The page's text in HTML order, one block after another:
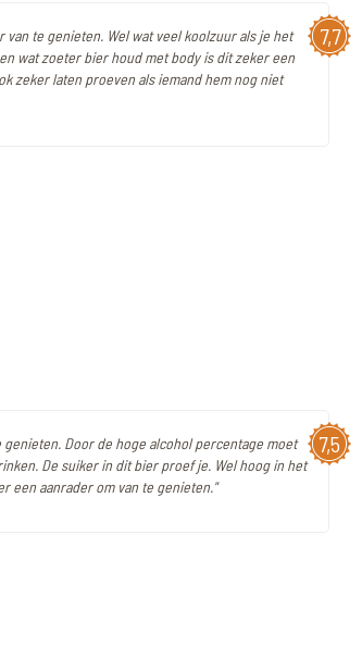
7,7
van te genieten. Wel wat veel koolzuur als je het
wat zoeter bier houd met body is dit zeker een
zeker laten proeven als iemand hem nog niet
7,5
genieten. Door de hoge alcohol percentage moet
De suiker in dit bier proef je. Wel hoog in het
een aanrader om van te genieten."